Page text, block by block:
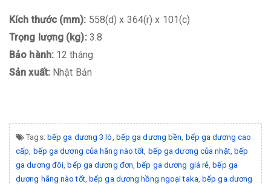
Kích thước (mm): 558(d) x 364(r) x 101(c)
Trọng lượng (kg):3.8
Bảo hành:12 tháng
Sản xuất: Nhật Bản
Tags: bếp ga dương 3 lò bếp ga dương bền bếp ga dương cao
cấp bếp ga dương của hãng nào tốt bếp ga dương của nhật, bếp
ga dương đôi ,bếp ga dương đơn ,bếp ga dương giá rẻ ,bếp ga
dương hãng nào tốt,bếp ga dương hồng ngoại taka ,bếp ga dương